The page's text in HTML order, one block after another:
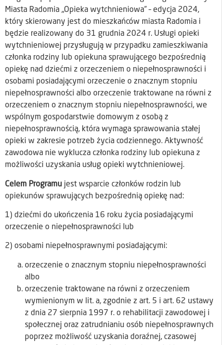
Miasta Radomia „Opieka wytchnieniowa” – edycja 2024,
który skierowany jest do mieszkańców miasta Radomia i
będzie realizowany do 31 grudnia 2024 r. Usługi opieki
wytchnieniowej przysługują w przypadku zamieszkiwania
członka rodziny lub opiekuna sprawującego bezpośrednią
opiekę nad dziećmi z orzeczeniem o niepełnosprawności i
osobami posiadającymi orzeczenie o znacznym stopniu
niepełnosprawności albo orzeczenie traktowane na równi z
orzeczeniem o znacznym stopniu niepełnosprawności, we
wspólnym gospodarstwie domowym z osobą z
niepełnosprawnością, która wymaga sprawowania stałej
opieki w zakresie potrzeb życia codziennego. Aktywność
zawodowa nie wyklucza członka rodziny lub opiekuna z
możliwości uzyskania usług opieki wytchnieniowej.
Celem Programu jest wsparcie członków rodzin lub
opiekunów sprawujących bezpośrednią opiekę nad:
1) dziećmi do ukończenia 16 roku życia posiadającymi
orzeczenie o niepełnosprawności lub
2) osobami niepełnosprawnymi posiadającymi:
orzeczenie o znacznym stopniu niepełnosprawności
albo
orzeczenie traktowane na równi z orzeczeniem
wymienionym w lit. a, zgodnie z art. 5 i art. 62 ustawy
z dnia 27 sierpnia 1997 r. o rehabilitacji zawodowej i
społecznej oraz zatrudnianiu osób niepełnosprawnych
poprzez możliwość uzyskania doraźnej, czasowej